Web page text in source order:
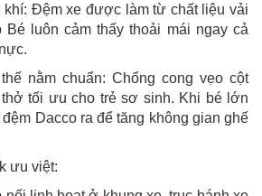
khí: Đệm xe được làm từ chất liệu vải
Bé luôn cảm thấy thoải mái ngay cả
nằm chuẩn: Chống cong vẹo cột
tối ưu cho trẻ sơ sinh. Khi bé lớn
Dacco ra để tăng không gian ghế
ưu việt: